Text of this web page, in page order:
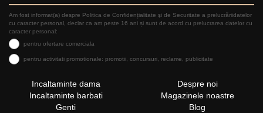
Am fost informat(a) despre Politica de Confidențialitate şi de Securitate a prelucrăriidatelor
cu caracter personal, declar ca am peste 16 ani și sunt de acord cu prelucrarea datelor cu
caracter personal:
pentru ofertare comerciala
pentru activitati promotionale: promotii, concursuri, reclame, publicitate
Incaltaminte dama
Incaltaminte barbati
Genti
Despre noi
Magazinele noastre
Blog